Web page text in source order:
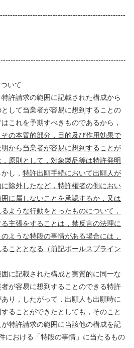
いて
許請求の範囲に記載された構成から
して当業者が容易に想到することの
これを予期すべきものであるから，
の本質的部分，目的及び作用効果で
から当業者が容易に想到することが
原則として，対象製品等は特許発明
し， 特許出願手続において出願人が
除外したなど，特許権者の側におい
に属しないことを承認するか，又は
ような行動をとったものについて，
主張をすることは，禁反言の法理に
ような特段の事情がある場合には，
こととなる（前記ボールスプライン
に記載された構成と実質的に同一な
が容易に想到することのできる特許
り，したがって，出願人も出願時に
ることができたとしても，そのこと
特許請求の範囲に当該他の構成を記
における「特段の事情」に当たるもの